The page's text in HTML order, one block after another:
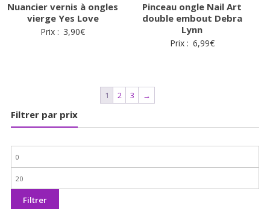
Nuancier vernis à ongles
vierge Yes Love
Prix : 3,90€
Pinceau ongle Nail Art
double embout Debra
Lynn
Prix : 6,99€
1 2 3 →
Filtrer par prix
Prix
min
Prix
max
Filtrer